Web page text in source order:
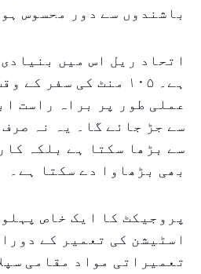
باشندوں سے دور محسوس
اتحاد ریل اس میں بنیادی
ہے۔ ۱۰۵ منٹ کی سفر
عملی طور پر براہ راست
سے جڑ جائے گا۔ یہ نہ
سے بڑھا سکتا ہے بلکہ
بھی بڑھاوا دے سکتا ہے۔
پروجیکٹ کا ایک خاص
اسٹیشن کی تعمیر کے
تعمیراتی مواد مقامی